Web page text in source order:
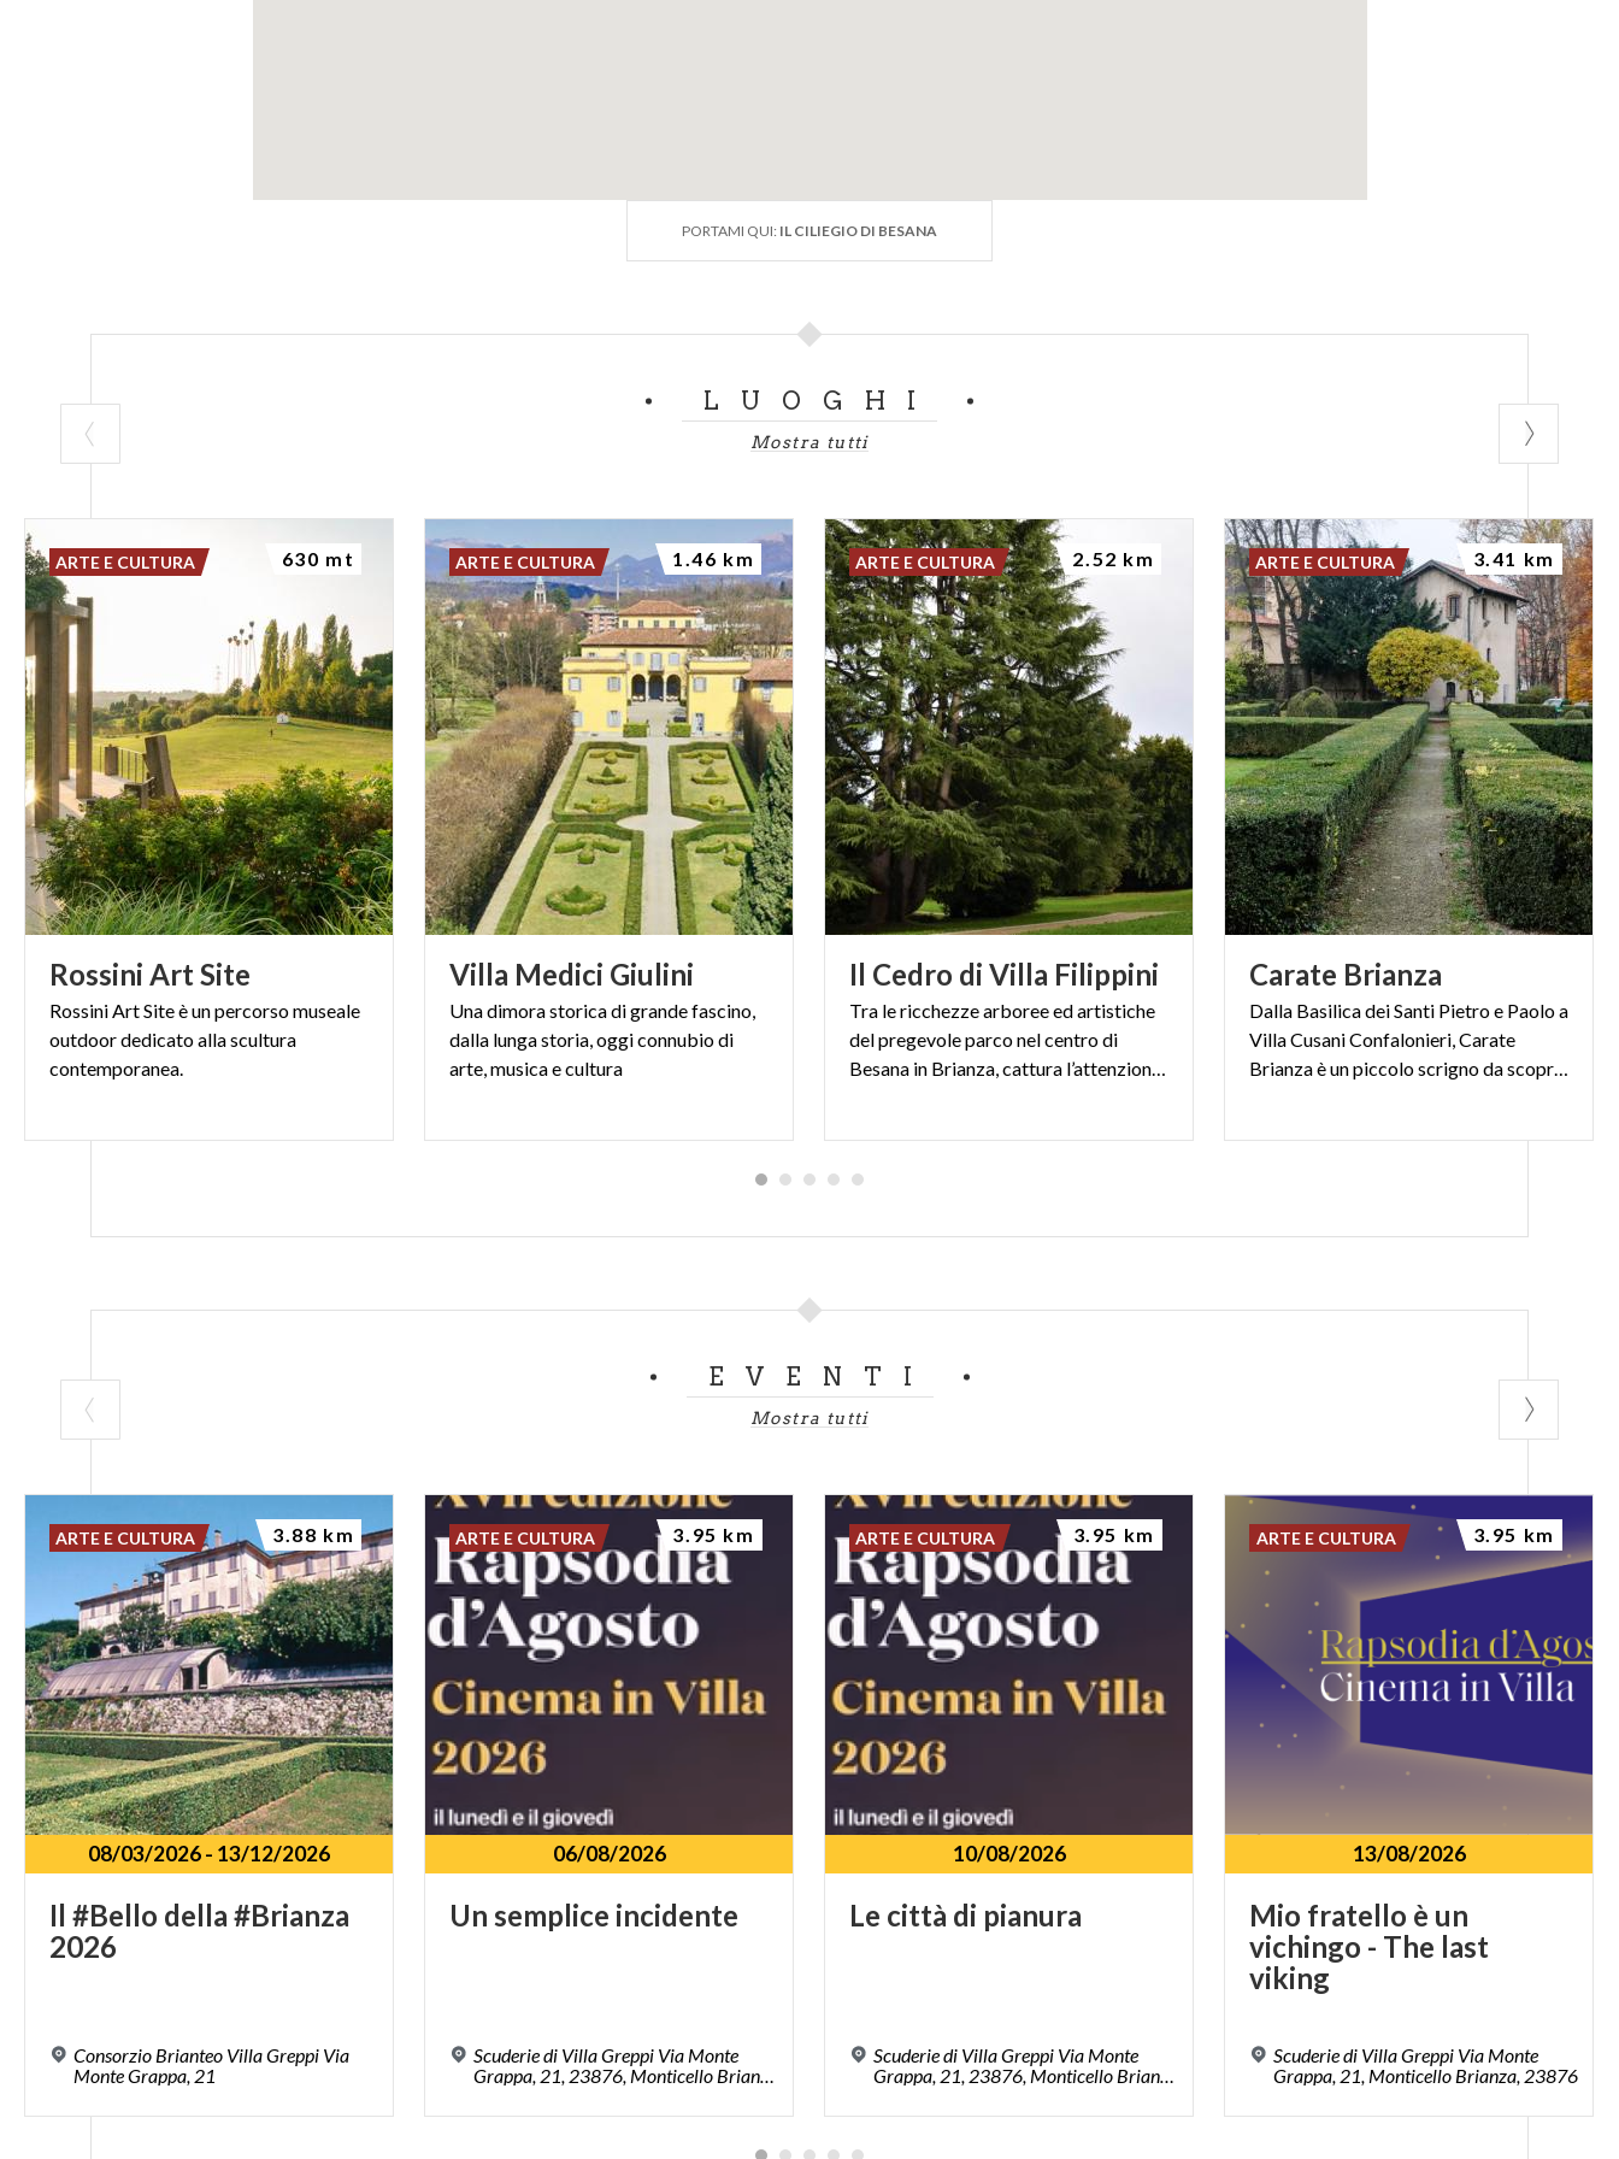
PORTAMI QUI: IL CILIEGIO DI BESANA
LUOGHI
Mostra tutti
Rossini ArtSite
Rossini Art Site è un percorso museale
outdoor dedicato alla scultura
contemporanea.
ARTE E CULTURA 630 mt
Villa Medici Giulini
Una dimora storica di grande fascino,
dalla lunga storia, oggi connubio di
arte, musica e cultura
ARTE E CULTURA 1.46 km
Il Cedro di Villa Filippini
Tra le ricchezze arboree ed artistiche
del pregevole parco nel centro di
Besana in Brianza, cattura l’attenzione un maestoso cedro.
ARTE E CULTURA 2.52 km
Carate Brianza
Dalla Basilica dei Santi Pietro e Paolo a
Villa Cusani Confalonieri, Carate
Brianza è un piccolo scrigno da scoprire.
ARTE E CULTURA 3.41 km
EVENTI
Mostra tutti
08/03/2026- 13/12/2026
Il #Bello della #Brianza
2026
Consorzio Brianteo Villa Greppi Via
Monte Grappa, 21
ARTE E CULTURA 3.88 km
06/08/2026
Un semplice incidente
Scuderie di Villa Greppi Via Monte
Grappa, 21, 23876, Monticello Brianza, LC
ARTE E CULTURA 3.95 km
10/08/2026
Le città di pianura
Scuderie di Villa Greppi Via Monte
Grappa, 21, 23876, Monticello Brianza, LC
ARTE E CULTURA 3.95 km
13/08/2026
Mio fratello è un
vichingo - The last
viking
Scuderie di Villa Greppi Via Monte
Grappa, 21, Monticello Brianza, 23876
ARTE E CULTURA 3.95 km